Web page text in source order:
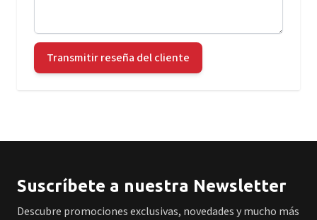
Transmitir reseña del cliente
Suscríbete a nuestra Newsletter
Descubre promociones exclusivas, novedades y mucho más